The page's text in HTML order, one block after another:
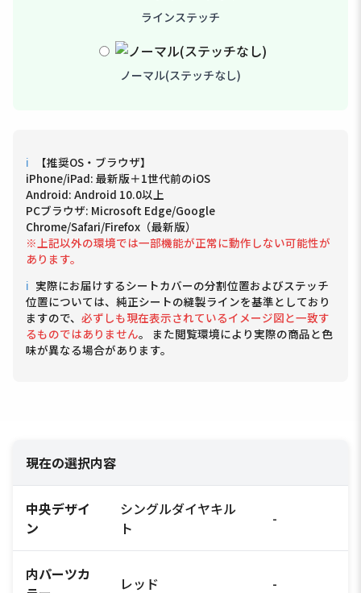
ラインステッチ
ノーマル(ステッチなし)
ℹ
【推奨OS・ブラウザ】
iPhone/iPad: 最新版＋1世代前のiOS
Android: Android 10.0以上
PCブラウザ: Microsoft Edge/Google
Chrome/Safari/Firefox（最新版）
※上記以外の環境では一部機能が正常に動作しない可能性が
あります。
ℹ 実際にお届けするシートカバーの分割位置およびステッチ
位置については、純正シートの縫製ラインを基準としており
ますので、 必ずしも現在表示されているイメージ図と一致す
るものではありません。 また閲覧環境により実際の商品と色
味が異なる場合があります。
現在の選択内容
中央デザイ
ン
シングルダイヤキル
ト
-
内パーツカ
レッド -